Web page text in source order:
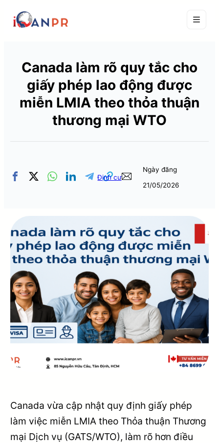
Canada làm rõ quy tắc cho
giấy phép lao động được
miễn LMIA theo thỏa thuận
thương mại WTO
Định cư
Ngày đăng
21/05/2026
Canada vừa cập nhật quy định giấy phép
làm việc miễn LMIA theo Thỏa thuận Thương
mại Dịch vụ (GATS/WTO), làm rõ hơn điều